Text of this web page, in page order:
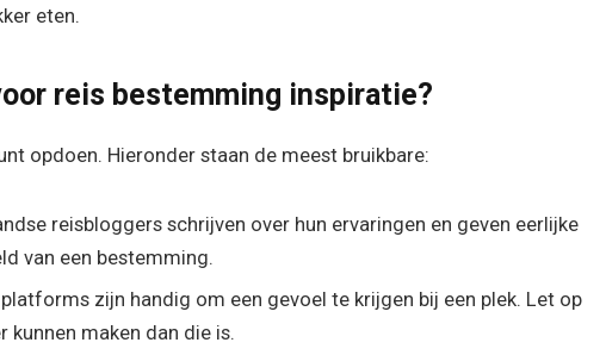
eten.
reis bestemming inspiratie?
opdoen. Hieronder staan de meest bruikbare:
reisbloggers schrijven over hun ervaringen en geven eerlijke
van een bestemming.
zijn handig om een gevoel te krijgen bij een plek. Let op
kunnen maken dan die is.